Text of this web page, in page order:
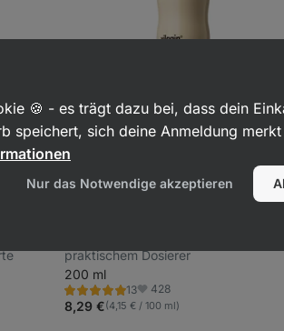
praktischem Dosierer
200 ml
13
Bewertung
5.0/5,
13
Favoriten
428
8,29 €(4,15 € / 100 ml)
🍪 - es trägt dazu bei, dass dein
speichert, sich deine Anmeldung
Nur das Notwendige akzeptieren